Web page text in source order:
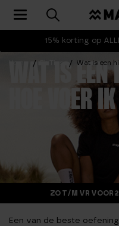
15% korting op
Toggle navigation
Wat is een
WAT IS EEN
HOE VOER
ZO T/M VR VOOR
Een van de beste